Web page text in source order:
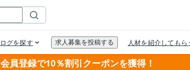
会員登録で10％割引クーポンを獲得！